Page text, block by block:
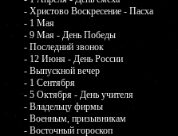
- Христово Воскресение - Пасха
- 1 Мая
- 9 Мая - День Победы
- Последний звонок
- 12 Июня - День России
- Выпускной вечер
- 1 Сентября
- 5 Октября - День учителя
- Владельцу фирмы
- Военным, призывникам
- Восточный гороскоп